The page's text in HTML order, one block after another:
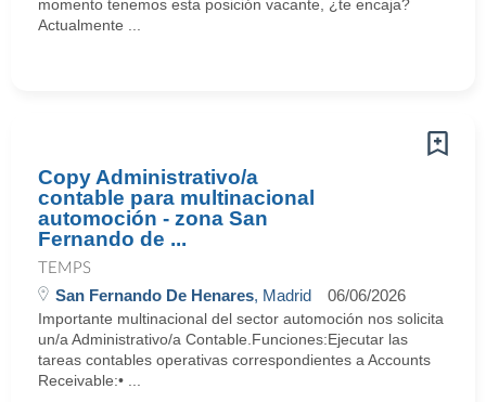
momento tenemos esta posición vacante, ¿te encaja?
Actualmente ...
Copy Administrativo/a
contable para multinacional
automoción - zona San
Fernando de ...
TEMPS
San Fernando De Henares, Madrid 06/06/2026
Importante multinacional del sector automoción nos solicita
un/a Administrativo/a Contable.Funciones:Ejecutar las
tareas contables operativas correspondientes a Accounts
Receivable:• ...